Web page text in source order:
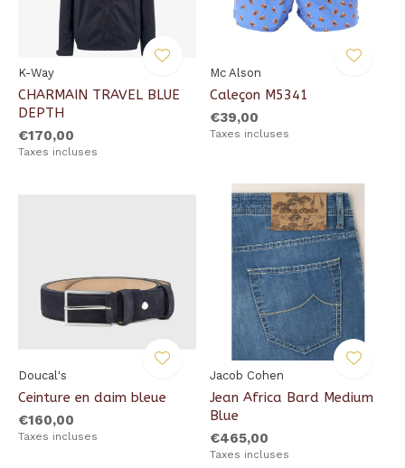
K-Way
CHARMAIN TRAVEL BLUE
DEPTH
€170,00
Taxes incluses
Mc Alson
Caleçon M5341
€39,00
Taxes incluses
Doucal's
Ceinture en daim bleue
€160,00
Taxes incluses
Jacob Cohen
Jean Africa Bard Medium
Blue
€465,00
Taxes incluses